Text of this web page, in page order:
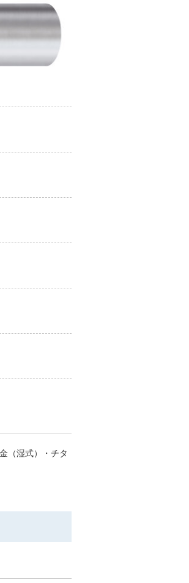
（湿式）・チタ